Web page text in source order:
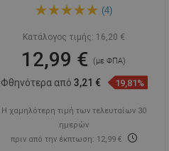
Mexen D-62 κεφαλή ντους
20x20 cm, λευκή - 79762-20
(4)
Κατάλογος τιμής: 16,20 €
12,99 €(με ΦΠΑ)
Φθηνότερα από 3,21 € 19,81%
Η χαμηλότερη τιμή των τελευταίων 30
ημερών
πριν από την έκπτωση: 12,99 €